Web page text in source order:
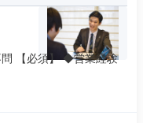
【必須】 ◆営業経験